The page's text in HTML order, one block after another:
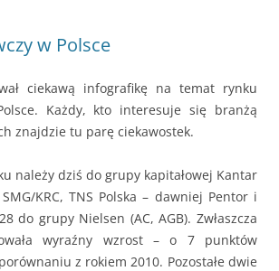
w Polsce
ciekawą infografikę na temat rynku
Każdy, kto interesuje się branżą
znajdzie tu parę ciekawostek.
należy dziś do grupy kapitałowej Kantar
KRC, TNS Polska – dawniej Pentor i
do grupy Nielsen (AC, AGB). Zwłaszcza
wyraźny wzrost – o 7 punktów
z rokiem 2010. Pozostałe dwie